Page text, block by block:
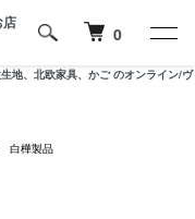
地、北欧家具、かご のオンライン/ヴ
店
0
白樺製品